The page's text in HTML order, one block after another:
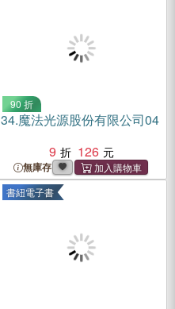
90 折
34.魔法光源股份有限公司04
9
126
無庫存
書紐電子書